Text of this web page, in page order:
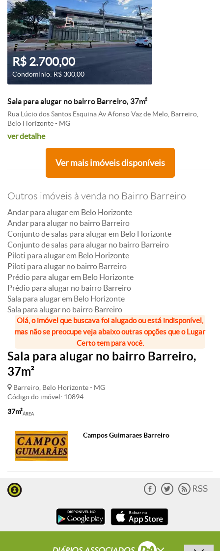
R$ 2.700,00
Condomínio: R$ 300,00
Sala para alugar no bairro Barreiro, 37m²
Rua Lúcio dos Santos Esquina Av Afonso Vaz de Melo, Barreiro,
Belo Horizonte - MG
ver detalhe
Ver mais imóveis disponíveis
Outros imóveis à venda no Bairro Barreiro
Andar para alugar em Belo Horizonte
Andar para alugar no bairro Barreiro
Conjunto de salas para alugar em Belo Horizonte
Conjunto de salas para alugar no bairro Barreiro
Piloti para alugar em Belo Horizonte
Piloti para alugar no bairro Barreiro
Prédio para alugar em Belo Horizonte
Prédio para alugar no bairro Barreiro
Sala para alugar em Belo Horizonte
Sala para alugar no bairro Barreiro
Olá, o imóvel que buscava foi alugado ou está indisponível,
mas não se preocupe veja abaixo outras opções que o Lugar
Certo tem para você.
Sala para alugar no bairro Barreiro,
37m²
Barreiro, Belo Horizonte - MG
Código do imóvel: 10894
ÁREA
37m²
Campos Guimaraes Barreiro